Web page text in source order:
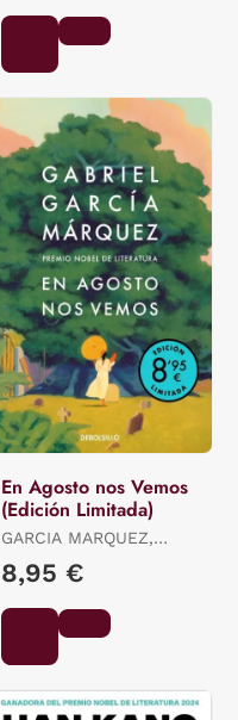
En Agosto nos Vemos
(Edición Limitada)
GARCIA MARQUEZ,
GABRIEL
8,95 €